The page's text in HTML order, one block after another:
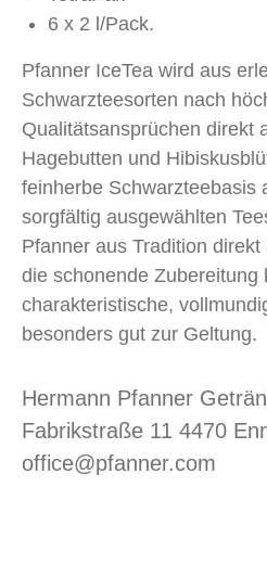
6 x 2 l/Pack.
Pfanner IceTea wird aus
Schwarzteesorten nach
Qualitätsansprüchen direkt
Hagebutten und
feinherbe Schwarzteebasis
sorgfältig ausgewählten
Pfanner aus Tradition
die schonende Zubereitung
charakteristische,
besonders gut zur Geltung.
Hermann Pfanner
Fabrikstraße 11 4470
office@pfanner.com